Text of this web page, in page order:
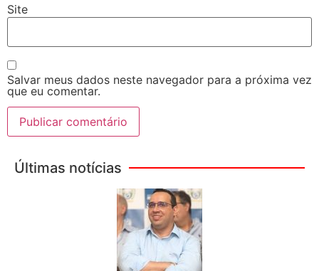
Site
Salvar meus dados neste navegador para a próxima vez
que eu comentar.
Últimas notícias